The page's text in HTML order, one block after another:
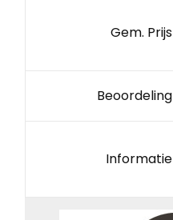
Gem. Prijs
Beoordeling
Informatie